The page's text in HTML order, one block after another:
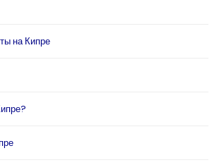
на Кипре